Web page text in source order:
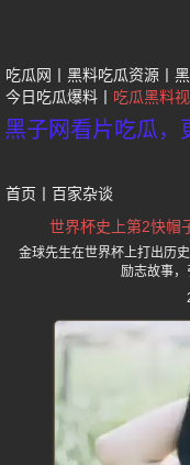
吃瓜网 黑料吃瓜资源
今日吃瓜爆料
吃瓜黑料
黑子网看片吃瓜，
首页 百家杂谈
世界杯史上第2快帽
金球先生在世界杯上打出历
励志故事，